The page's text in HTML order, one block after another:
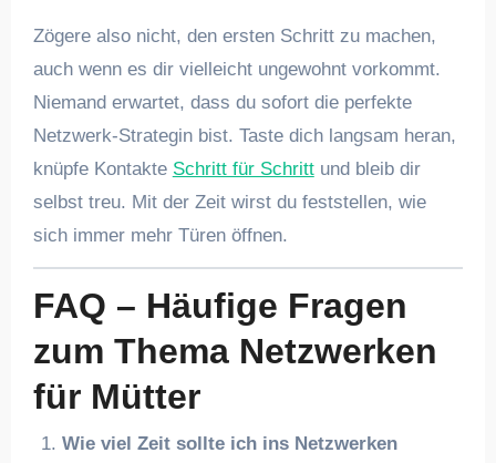
Zögere also nicht, den ersten Schritt zu machen,
auch wenn es dir vielleicht ungewohnt vorkommt.
Niemand erwartet, dass du sofort die perfekte
Netzwerk-Strategin bist. Taste dich langsam heran,
knüpfe Kontakte Schritt für Schrittund bleib dir
selbst treu. Mit der Zeit wirst du feststellen, wie
sich immer mehr Türen öffnen.
FAQ – Häufige Fragen
zum Thema Netzwerken
für Mütter
Wie viel Zeit sollte ich ins Netzwerken